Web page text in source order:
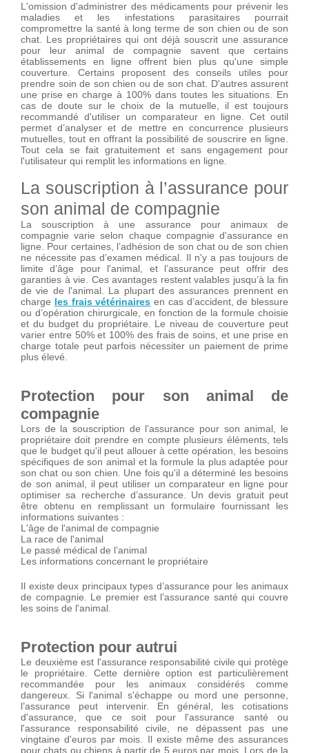
L'omission d'administrer des médicaments pour prévenir les
maladies et les infestations parasitaires pourrait
compromettre la santé à long terme de son chien ou de son
chat. Les propriétaires qui ont déjà souscrit une assurance
pour leur animal de compagnie savent que certains
établissements en ligne offrent bien plus qu'une simple
couverture. Certains proposent des conseils utiles pour
prendre soin de son chien ou de son chat. D'autres assurent
une prise en charge à 100% dans toutes les situations. En
cas de doute sur le choix de la mutuelle, il est toujours
recommandé d'utiliser un comparateur en ligne. Cet outil
permet d’analyser et de mettre en concurrence plusieurs
mutuelles, tout en offrant la possibilité de souscrire en ligne.
Tout cela se fait gratuitement et sans engagement pour
l'utilisateur qui remplit les informations en ligne.
La souscription à l’assurance pour
son animal de compagnie
La souscription à une assurance pour animaux de
compagnie varie selon chaque compagnie d'assurance en
ligne. Pour certaines, l’adhésion de son chat ou de son chien
ne nécessite pas d’examen médical. Il n'y a pas toujours de
limite d’âge pour l'animal, et l’assurance peut offrir des
garanties à vie. Ces avantages restent valables jusqu’à la fin
de vie de l'animal. La plupart des assurances prennent en
charge les frais vétérinaires en cas d’accident, de blessure
ou d’opération chirurgicale, en fonction de la formule choisie
et du budget du propriétaire. Le niveau de couverture peut
varier entre 50% et 100% des frais de soins, et une prise en
charge totale peut parfois nécessiter un paiement de prime
plus élevé.
Protection pour son animal de
compagnie
Lors de la souscription de l’assurance pour son animal, le
propriétaire doit prendre en compte plusieurs éléments, tels
que le budget qu'il peut allouer à cette opération, les besoins
spécifiques de son animal et la formule la plus adaptée pour
son chat ou son chien. Une fois qu'il a déterminé les besoins
de son animal, il peut utiliser un comparateur en ligne pour
optimiser sa recherche d’assurance. Un devis gratuit peut
être obtenu en remplissant un formulaire fournissant les
informations suivantes :
L'âge de l'animal de compagnie
La race de l'animal
Le passé médical de l’animal
Les informations concernant le propriétaire
Il existe deux principaux types d’assurance pour les animaux
de compagnie. Le premier est l’assurance santé qui couvre
les soins de l'animal.
Protection pour autrui
Le deuxième est l'assurance responsabilité civile qui protège
le propriétaire. Cette dernière option est particulièrement
recommandée pour les animaux considérés comme
dangereux. Si l'animal s'échappe ou mord une personne,
l’assurance peut intervenir. En général, les cotisations
d'assurance, que ce soit pour l'assurance santé ou
l'assurance responsabilité civile, ne dépassent pas une
vingtaine d'euros par mois. Il existe même des assurances
pour chats ou chiens à partir de 5 euros par mois. Lors de la